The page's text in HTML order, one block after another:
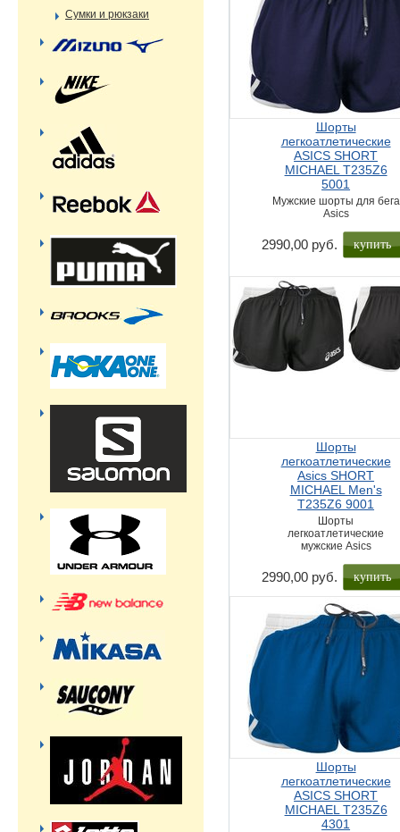
Шорты
легкоатлетические
ASICS SHORT
MICHAEL T235Z6
5001
Мужские шорты для бега
Asics
2990,00 руб. купить
Шорты
легкоатлетические
Asics SHORT
MICHAEL Men's
T235Z6 9001
Шорты
легкоатлетические
мужские Asics
2990,00 руб. купить
Шорты
легкоатлетические
ASICS SHORT
MICHAEL T235Z6
4301
Сумки и рюкзаки